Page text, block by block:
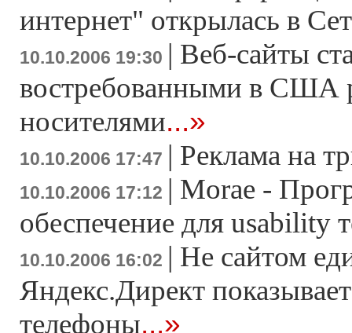
интернет" открылась в
10.10.2006 19:30 | Веб-сайты
востребованными в США
носителями...»
10.10.2006 17:47 | Реклама на
10.10.2006 17:12 | Morae -
обеспечение для usability
10.10.2006 16:02 | Не сайтом
Яндекс.Директ
телефоны...»